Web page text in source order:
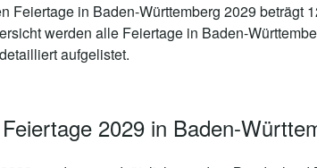
Feiertage in Baden-Württemberg 2029 beträgt
werden alle Feiertage in Baden-
aufgelistet.
2029 in Baden-